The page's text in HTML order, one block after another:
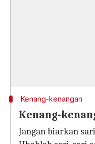
Kenang-kenangan
Kenang-
Jangan biarkan